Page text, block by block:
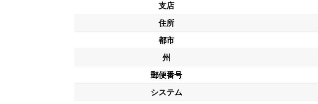
支店
住所
都市
州
郵便番号
システム